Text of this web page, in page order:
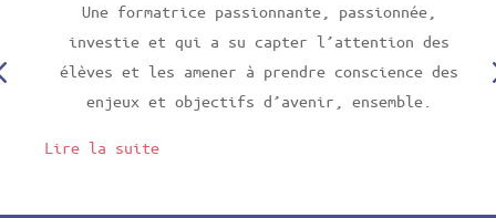
Une formatrice passionnante, passionnée,
investie et qui a su capter l’attention des
élèves et les amener à prendre conscience des
enjeux et objectifs d’avenir, ensemble.
Lire la suite